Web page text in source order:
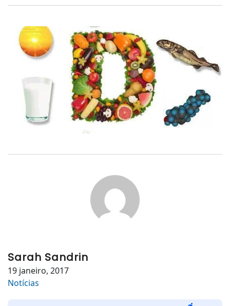
Sarah Sandrin
19 janeiro, 2017
Notícias